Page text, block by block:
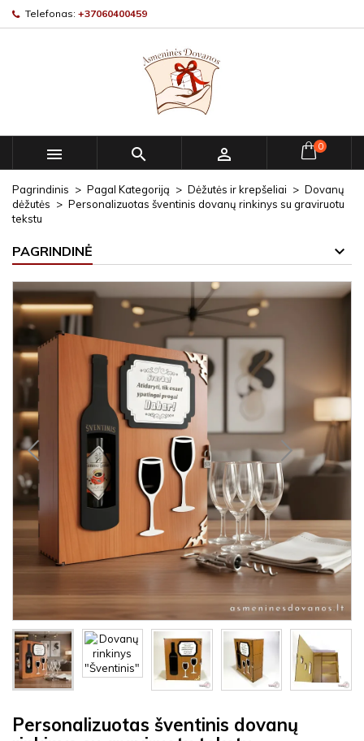
Telefonas: +37060400459
   0
Pagrindinis Pagal Kategoriją Dėžutės ir krepšeliai
Dovanų
dėžutės
Personalizuotas šventinis dovanų rinkinys su graviruotu
tekstu
PAGRINDINĖ
Personalizuotas šventinis dovanų